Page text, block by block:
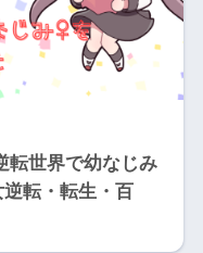
転世界で幼なじみ
転・転生・百